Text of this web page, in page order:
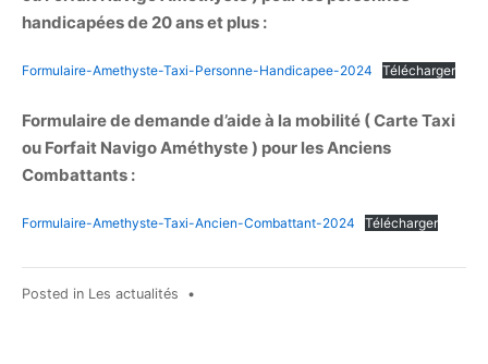
handicapées de 20 ans et plus :
Formulaire-Amethyste-Taxi-Personne-Handicapee-2024 Télécharger
Formulaire de demande d’aide à la mobilité ( Carte Taxi
ou Forfait Navigo Améthyste ) pour les Anciens
Combattants :
Formulaire-Amethyste-Taxi-Ancien-Combattant-2024 Télécharger
Posted in Les actualités •